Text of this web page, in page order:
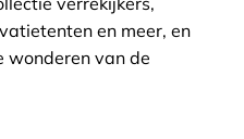
en meer, en
wonderen van de